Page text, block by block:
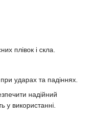
плівок і скла.
ударах та падіннях.
надійний
у використанні.